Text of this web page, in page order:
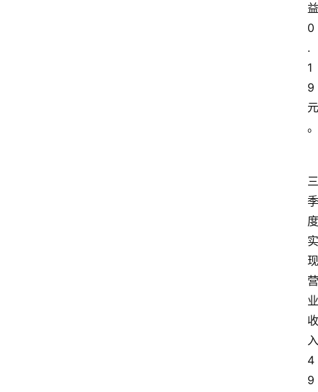
益
0
.
1
9
元
。
三
季
度
实
现
营
业
收
入
4
9